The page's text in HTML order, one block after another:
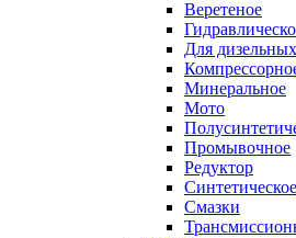
Веретеное
Для
Минеральное
Мото
Промывочное
Редуктор
Синтетическое
Смазки